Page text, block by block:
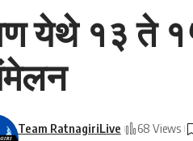
येथे १३ ते
Team RatnagiriLive 68 Views